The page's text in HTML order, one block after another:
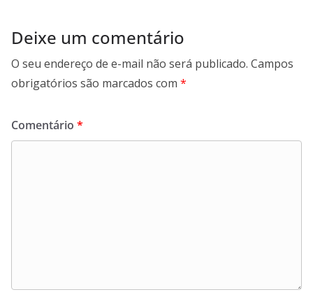
Deixe um comentário
O seu endereço de e-mail não será publicado. Campos
obrigatórios são marcados com *
Comentário *